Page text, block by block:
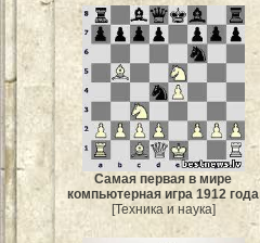
Самая первая в мире
компьютерная игра 1912 года
[Техника и наука]